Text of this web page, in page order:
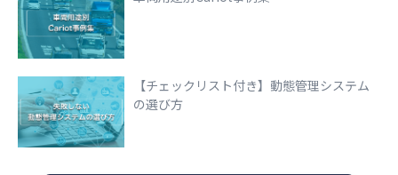
【チェックリスト付き】動態管理システム
の選び方